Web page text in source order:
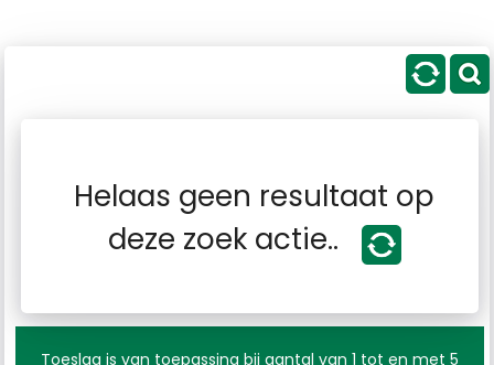
Helaas geen resultaat op
deze zoek actie..
Toeslag is van toepassing bij aantal van 1 tot en met 5